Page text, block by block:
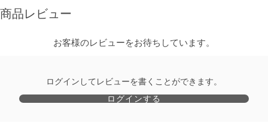
商品レビュー
お客様のレビューをお待ちしています。
ログインしてレビューを書くことができます。
ログインする